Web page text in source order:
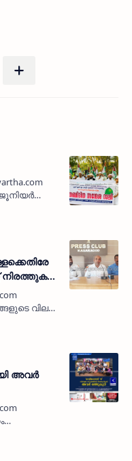
ജൂനിയര്‍
ആന്‍ഡ്
നിരത്തുകള്‍
വില
നിന്ന്
അവര്‍